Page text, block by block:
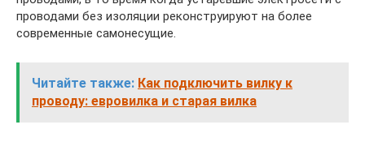
проводами без изоляции реконструируют на более
современные самонесущие.
Читайте также: Как подключить вилку к
проводу: евровилка и старая вилка